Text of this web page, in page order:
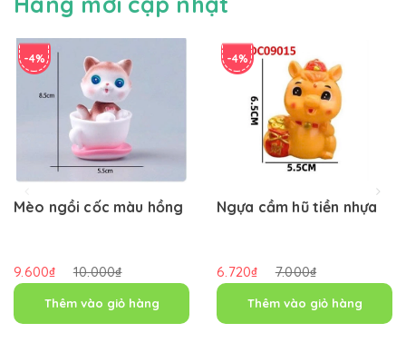
-4%
Mèo ngồi cốc màu hồng
9.600₫ 10.000₫
Thêm vào giỏ hàng
-4%
Ngựa cầm hũ tiền nhựa
6.720₫ 7.000₫
Thêm vào giỏ hàng